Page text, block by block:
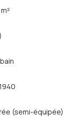
(semi-équipée)